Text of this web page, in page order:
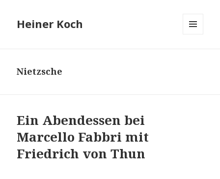
Heiner Koch
Nietzsche
Ein Abendessen bei
Marcello Fabbri mit
Friedrich von Thun